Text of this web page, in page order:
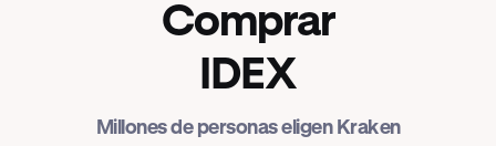
Comprar
IDEX
Millones de personas eligen Kraken